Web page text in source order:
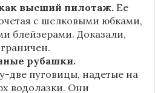
высший пилотаж. Ее
с шелковыми юбками,
блейзерами. Доказали,
рубашки.
две пуговицы, надетые на
водолазки. Они